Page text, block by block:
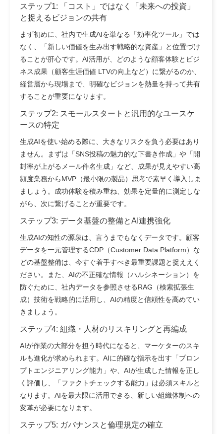
ステップ1: 「コスト」ではなく「未来への投資」
と捉えるビジョンの共有
まず初めに、社内で生成AIを単なる「効率化ツール」では
なく、「新しい価値を生み出す戦略的な資産」と位置づけ
ることが肝心です。AI活用が、どのような顧客体験とビジ
ネス成果（顧客生涯価値 LTVの向上など）に繋がるのか、
経営層から現場まで、明確なビジョンを熱量を持って共有
することが重要になります。
ステップ2: スモールスタートと汎用的なユースケ
ースの特定
生成AIを使い始める際に、大きなリスクを負う必要はあり
ません。まずは「SNS投稿の魅力的な下書き作成」や「開
封率が上がるメール件名生成」など、成果が見えやすい高
頻度業務からMVP（最小限の製品）思考で素早く導入しま
ましょう。成功体験を積み重ね、効果を定量的に測定しな
がら、次に繋げることが重要です。
ステップ3: データ基盤の整備とAI連携強化
生成AIの知性の源泉は、言うまでもなくデータです。顧客
データを一元管理するCDP（Customer Data Platform）な
どの基盤整備は、今すぐ着手すべき最重要課題と捉ええく
ださい。また、AIの不正確な情報（ハルシネーション）を
防ぐために、社内データを参照させるRAG（検索拡張生
成）技術を戦略的に活用し、AIの精度と信頼性を高めてい
きましょう。
ステップ4: 組織・人材のリスキリングと再編成
AIが作業の大部分を担う時代になると、マーケターのスキ
ルも進化が求められます。AIに的確な指示を出す「プロン
プトエンジニアリング能力」や、AIが生成した情報を正し
く評価し、「ファクトチェックする能力」は必須スキルと
なります。AIを最大限に活用できる、新しい組織体制への
変革が必要になります。
ステップ5: ガバナンスと倫理規定の確立